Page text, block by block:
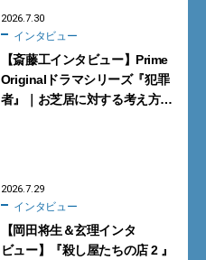
2026.7.30
インタビュー
【斎藤工インタビュー】Prime
Originalドラマシリーズ『犯罪
者』｜お芝居に対する考え方が
2026.7.29
インタビュー
【岡田将生＆玄理インタ
ビュー】『殺し屋たちの店 2 』